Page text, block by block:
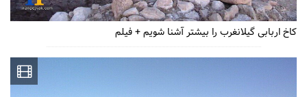
کاخ اربابی گیلانغرب را بیشتر آشنا شویم + فیلم